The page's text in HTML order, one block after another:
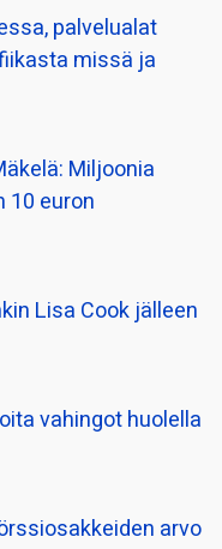
palvelualat
missä ja
Miljoonia
10 euron
Lisa Cook jälleen
vahingot huolella
arvo